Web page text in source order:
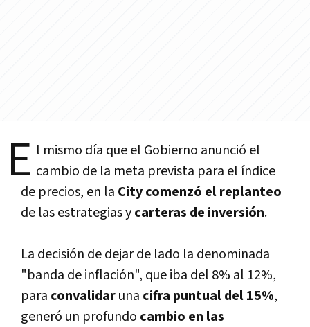
E l mismo dí­a que el Gobierno anunció el
cambio de la meta prevista para el í­ndice
de precios, en la City comenzó el replanteo
de las estrategias ycarteras de inversión.
La decisión de dejar de lado la denominada
"banda de inflación", que iba del 8% al 12%,
para convalidaruna cifra puntual del 15%,
generó un profundo cambio en las